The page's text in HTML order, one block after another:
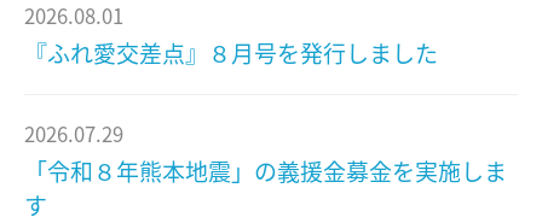
2026.08.01
『ふれ愛交差点』８月号を発行しました
2026.07.29
「令和８年熊本地震」の義援金募金を実施しま
す